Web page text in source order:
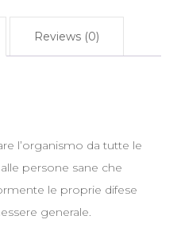
Reviews (0)
l’organismo da tutte le
persone sane che
le proprie difese
generale.